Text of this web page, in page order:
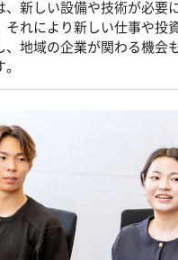
、新しい設備や技術が必要
それにより新しい仕事や投
、地域の企業が関わる機会